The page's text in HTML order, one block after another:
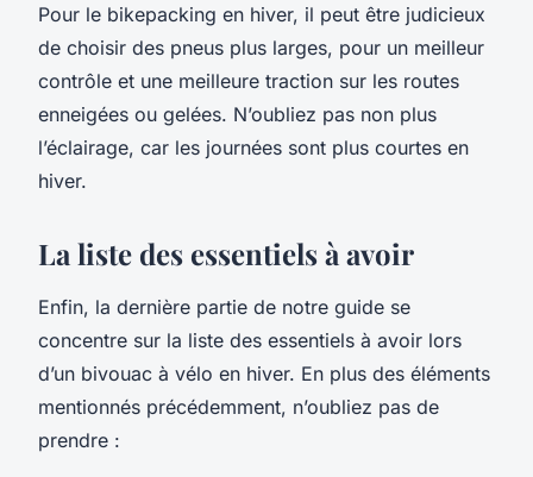
Pour le bikepacking en hiver, il peut être judicieux
de choisir des pneus plus larges, pour un meilleur
contrôle et une meilleure traction sur les routes
enneigées ou gelées. N’oubliez pas non plus
l’éclairage, car les journées sont plus courtes en
hiver.
La liste des essentiels à avoir
Enfin, la dernière partie de notre guide se
concentre sur la liste des essentiels à avoir lors
d’un bivouac à vélo en hiver. En plus des éléments
mentionnés précédemment, n’oubliez pas de
prendre :